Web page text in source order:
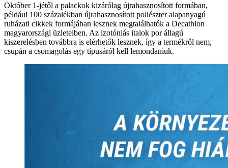
Október 1-jétől a palackok kizárólag újrahasznosított formában,
például 100 százalékban újrahasznosított poliészter alapanyagú
ruházati cikkek formájában lesznek megtalálhatók a Decathlon
magyarországi üzleteiben. Az izotóniás italok por állagú
kiszerelésben továbbra is elérhetők lesznek, így a termékről nem,
csupán a csomagolás egy típusáról kell lemondaniuk.